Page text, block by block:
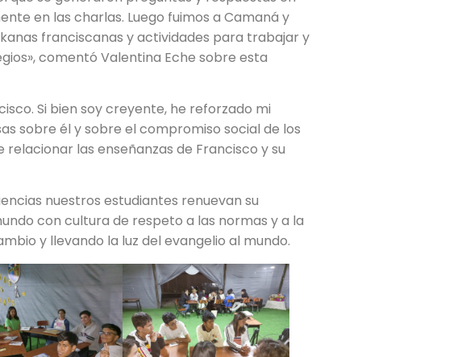
en las charlas. Luego fuimos a Camaná y
franciscanas y actividades para trabajar y
comentó Valentina Eche sobre esta
Si bien soy creyente, he reforzado mi
sobre él y sobre el compromiso social de los
las enseñanzas de Francisco y su
nuestros estudiantes renuevan su
con cultura de respeto a las normas y a la
y llevando la luz del evangelio al mundo.